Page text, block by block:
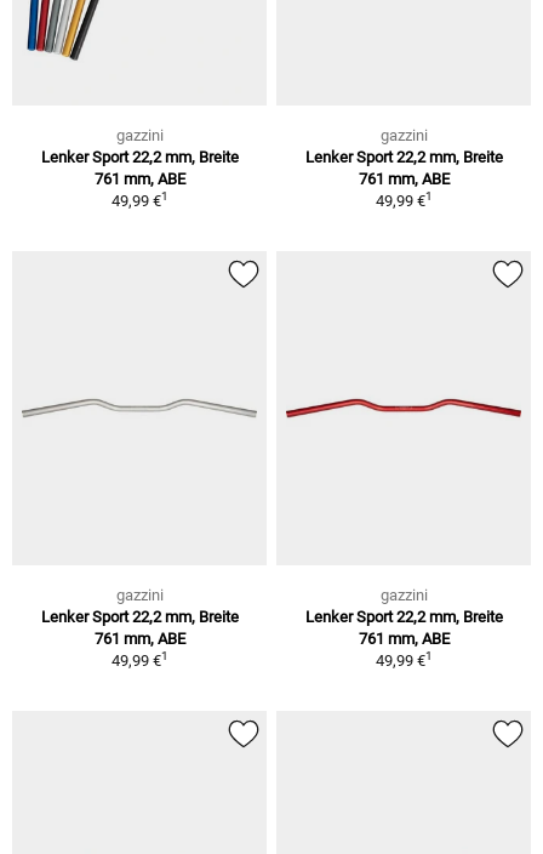
gazzini
Lenker Sport 22,2 mm, Breite
761 mm, ABE
49,99 €1
gazzini
Lenker Sport 22,2 mm, Breite
761 mm, ABE
49,99 €1
gazzini
Lenker Sport 22,2 mm, Breite
761 mm, ABE
49,99 €1
gazzini
Lenker Sport 22,2 mm, Breite
761 mm, ABE
49,99 €1